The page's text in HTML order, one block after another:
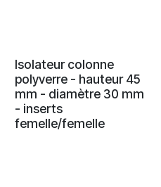
Isolateur colonne
polyverre - hauteur 45
mm - diamètre 30 mm
- inserts
femelle/femelle